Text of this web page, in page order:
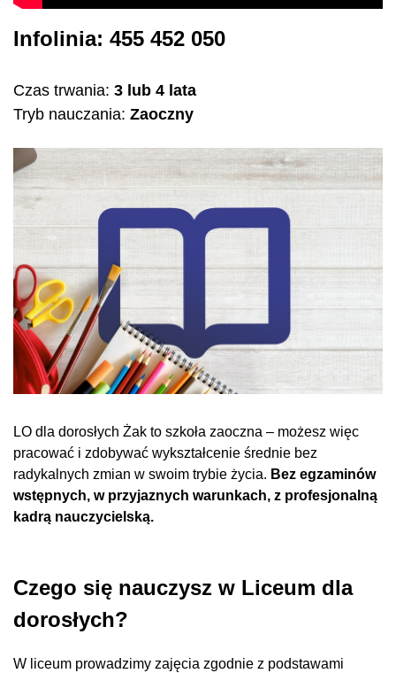
Infolinia: 455 452 050
Czas trwania: 3 lub 4 lata
Tryb nauczania: Zaoczny
LO dla dorosłych Żak to szkoła zaoczna – możesz więc
pracować i zdobywać wykształcenie średnie bez
radykalnych zmian w swoim trybie życia. Bez egzaminów
wstępnych, w przyjaznych warunkach, z profesjonalną
kadrą nauczycielską.
Czego się nauczysz w Liceum dla
dorosłych?
W liceum prowadzimy zajęcia zgodnie z podstawami